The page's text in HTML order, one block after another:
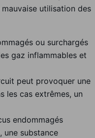
utilisation des
ou surchargés
gaz inflammables et
peut provoquer une
les cas extrêmes, un
endommagés
une substance